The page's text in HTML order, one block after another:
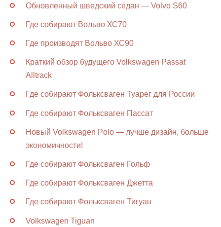
Обновленный шведский седан — Volvo S60
Где собирают Вольво ХС70
Где производят Вольво ХС90
Краткий обзор будущего Volkswagen Passat
Alltrack
Где собирают Фольксваген Туарег для России
Где собирают Фольксваген Пассат
Новый Volkswagen Polo — лучше дизайн, больше
экономичности!
Где собирают Фольксваген Гольф
Где собирают Фольксваген Джетта
Где собирают Фольксваген Тигуан
Volkswagen Tiguan